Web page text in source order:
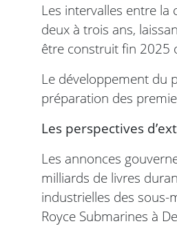
Les intervalles entre
deux à trois ans,
être construit fin 2025
Le développement du
préparation des
Les perspectives
Les annonces
milliards de livres
industrielles des sous-
Royce Submarines à